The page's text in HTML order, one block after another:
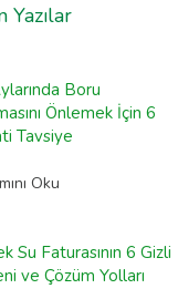
Yazılar
Boru
Önlemek İçin 6
Tavsiye
Oku
Su Faturasının 6 Gizli
ve Çözüm Yolları